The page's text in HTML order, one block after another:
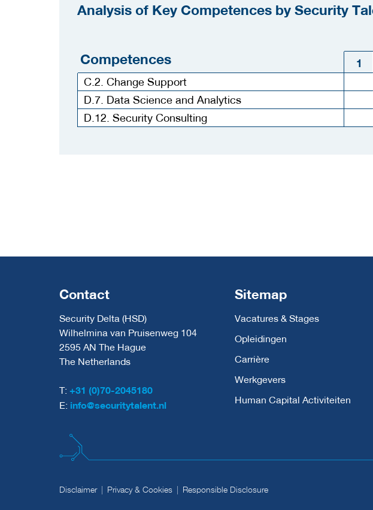
Analysis of Key Competences by Security
Competences 1
C.2. Change Support
D.7. Data Science and Analytics
D.12. Security Consulting
Contact
Security Delta (HSD)
Wilhelmina van Pruisenweg 104
2595 AN The Hague
The Netherlands
T: +31 (0)70-2045180
E: info@securitytalent.nl
Sitemap
Vacatures & Stages
Opleidingen
Carrière
Werkgevers
Human Capital Activiteiten
Disclaimer Privacy & Cookies Responsible Disclosure